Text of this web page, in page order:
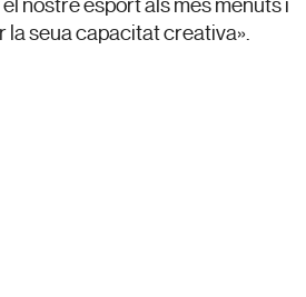
nostre esport als més menuts i
la seua capacitat creativa».